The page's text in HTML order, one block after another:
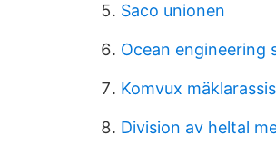
Saco unionen
Ocean engineering
Komvux
Division av heltal